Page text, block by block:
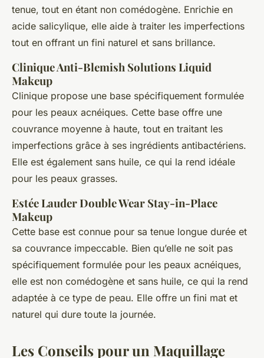
tenue, tout en étant non comédogène. Enrichie en
acide salicylique, elle aide à traiter les imperfections
tout en offrant un fini naturel et sans brillance.
Clinique Anti-Blemish Solutions Liquid
Makeup
Clinique propose une base spécifiquement formulée
pour les peaux acnéiques. Cette base offre une
couvrance moyenne à haute, tout en traitant les
imperfections grâce à ses ingrédients antibactériens.
Elle est également sans huile, ce qui la rend idéale
pour les peaux grasses.
Estée Lauder Double Wear Stay-in-Place
Makeup
Cette base est connue pour sa tenue longue durée et
sa couvrance impeccable. Bien qu’elle ne soit pas
spécifiquement formulée pour les peaux acnéiques,
elle est non comédogène et sans huile, ce qui la rend
adaptée à ce type de peau. Elle offre un fini mat et
naturel qui dure toute la journée.
Les Conseils pour un Maquillage